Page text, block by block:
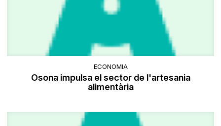
ECONOMIA
Osona impulsa el sector de l'artesania
alimentària